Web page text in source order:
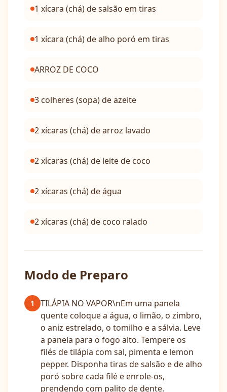
1 xícara (chá) de salsão em tiras
1 xícara (chá) de alho poró em tiras
ARROZ DE COCO
3 colheres (sopa) de azeite
2 xícaras (chá) de arroz lavado
2 xícaras (chá) de leite de coco
2 xícaras (chá) de água
2 xícaras (chá) de coco ralado
Modo de Preparo
1
TILÁPIA NO VAPOR\nEm uma panela
quente coloque a água, o limão, o zimbro,
o aniz estrelado, o tomilho e a sálvia. Leve
a panela para o fogo alto. Tempere os
filés de tilápia com sal, pimenta e lemon
pepper. Disponha tiras de salsão e de alho
poró sobre cada filé e enrole-os,
prendendo com palito de dente.